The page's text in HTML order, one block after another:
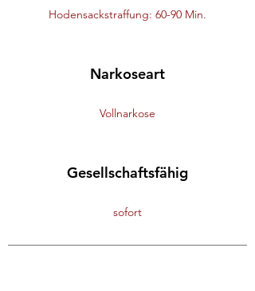
Hodensackstraffung: 60-90 Min.
Narkoseart
Vollnarkose
Gesellschaftsfähig
sofort